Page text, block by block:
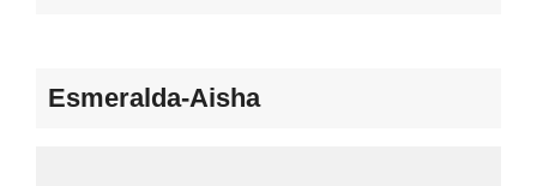
Esmeralda-Aisha